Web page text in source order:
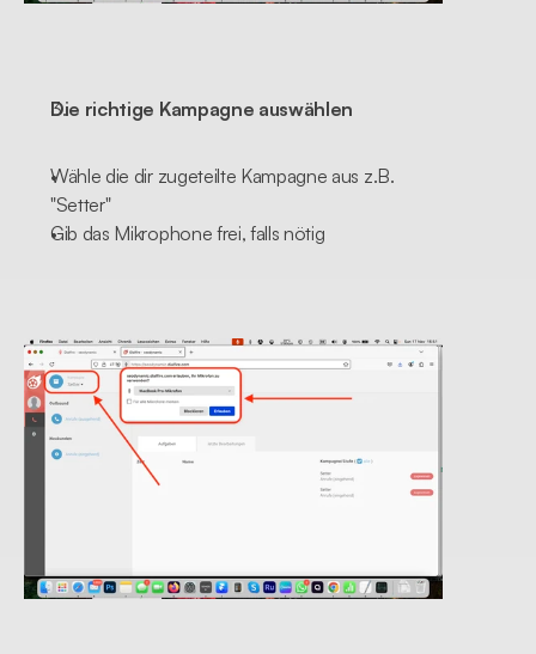
Die richtige Kampagne auswählen
Wähle die dir zugeteilte Kampagne aus z.B.
"Setter"
Gib das Mikrophone frei, falls nötig